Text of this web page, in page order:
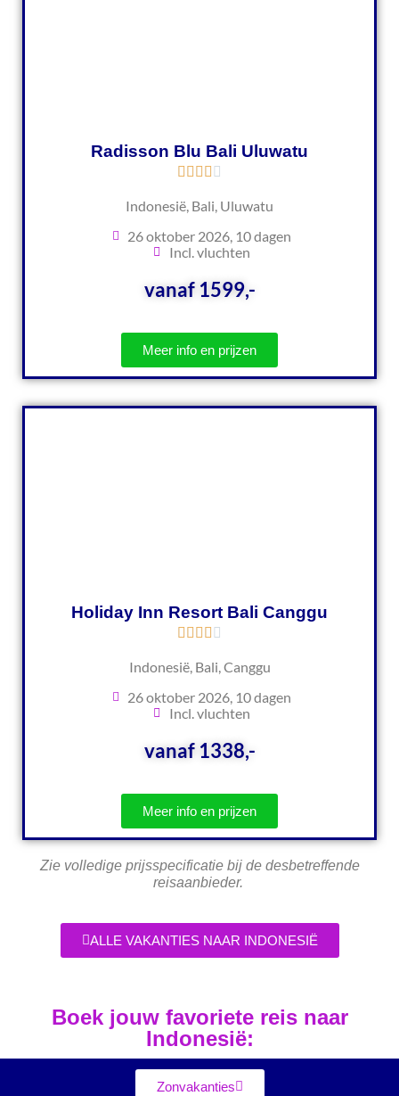
Radisson Blu Bali Uluwatu
Indonesië, Bali, Uluwatu
26 oktober 2026, 10 dagen
Incl. vluchten
vanaf 1599,-
Meer info en prijzen
Holiday Inn Resort Bali Canggu
Indonesië, Bali, Canggu
26 oktober 2026, 10 dagen
Incl. vluchten
vanaf 1338,-
Meer info en prijzen
Zie volledige prijsspecificatie bij de desbetreffende
reisaanbieder.
ALLE VAKANTIES NAAR INDONESIË
Boek jouw favoriete reis naar
Indonesië:
Zonvakanties